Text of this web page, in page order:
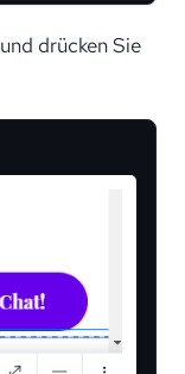
und drücken Sie